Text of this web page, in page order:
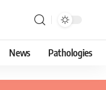
News Pathologies